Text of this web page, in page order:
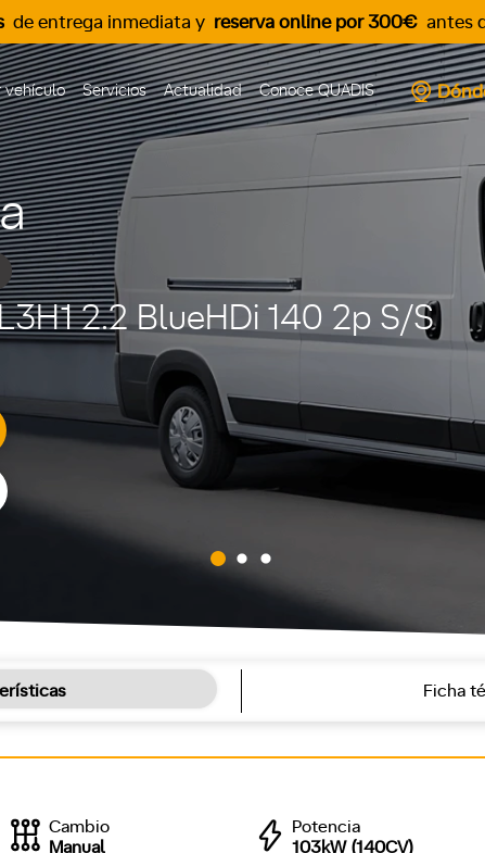
de entrega inmediata y reserva online por 300€ antes
vehículo Servicios Actualidad Conoce QUADIS
2.2 BlueHDi 140 2p S/S
Ficha
Cambio
Manual
Potencia
103kW (140CV)